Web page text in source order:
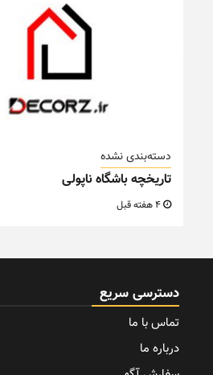
دسته‌بندی نشده
تاریخچه باشگاه ناپولی
دسترسی سریع
تماس با ما
درباره ما